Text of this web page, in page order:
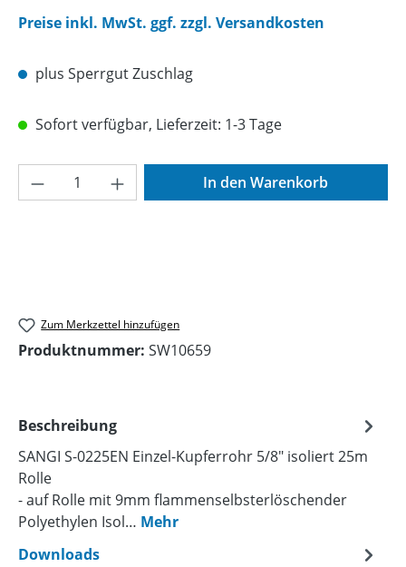
Preise inkl. MwSt. ggf. zzgl. Versandkosten
plus Sperrgut Zuschlag
Sofort verfügbar, Lieferzeit: 1-3 Tage
Produkt Anzahl: Gib den gewünschten
In den Warenkorb
Zum Merkzettel hinzufügen
Produktnummer: SW10659
Beschreibung
SANGI S-0225EN Einzel-Kupferrohr 5/8" isoliert 25m
Rolle
- auf Rolle mit 9mm flammenselbsterlöschender
Polyethylen Isol… Mehr
Downloads